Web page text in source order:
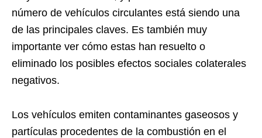
número de vehículos circulantes está siendo una
de las principales claves. Es también muy
importante ver cómo estas han resuelto o
eliminado los posibles efectos sociales colaterales
negativos.
Los vehículos emiten contaminantes gaseosos y
partículas procedentes de la combustión en el